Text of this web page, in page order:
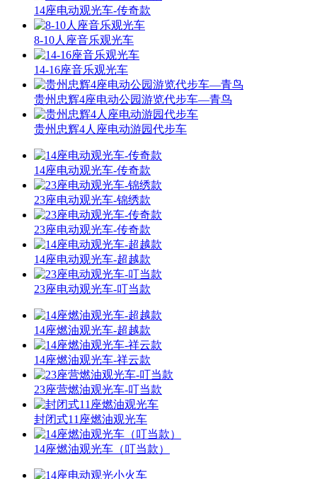
14座电动观光车-传奇款
8-10人座音乐观光车
14-16座音乐观光车
贵州忠辉4座电动公园游览代步车—青鸟
贵州忠辉4人座电动游园代步车
14座电动观光车-传奇款
23座电动观光车-锦绣款
23座电动观光车-传奇款
14座电动观光车-超越款
23座电动观光车-叮当款
14座燃油观光车-超越款
14座燃油观光车-祥云款
23座营燃油观光车-叮当款
封闭式11座燃油观光车
14座燃油观光车（叮当款）